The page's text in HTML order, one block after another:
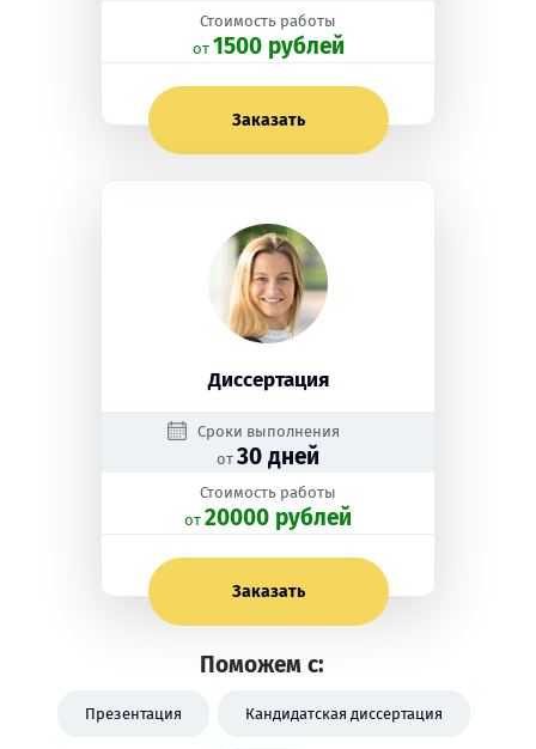
Стоимость работы
oт 1500 рублей
Заказать
Диссертация
Сроки выполнения
от 30 дней
Стоимость работы
oт 20000 рублей
Заказать
Поможем с:
Презентация Кандидатская диссертация